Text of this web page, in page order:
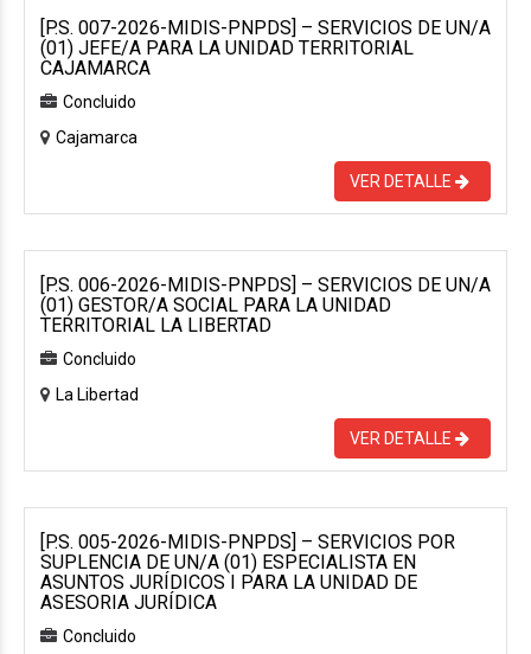
[P.S. 007-2026-MIDIS-PNPDS] – SERVICIOS DE UN/A
(01) JEFE/A PARA LA UNIDAD TERRITORIAL
CAJAMARCA
Concluido
Cajamarca
VER DETALLE
[P.S. 006-2026-MIDIS-PNPDS] – SERVICIOS DE UN/A
(01) GESTOR/A SOCIAL PARA LA UNIDAD
TERRITORIAL LA LIBERTAD
Concluido
La Libertad
VER DETALLE
[P.S. 005-2026-MIDIS-PNPDS] – SERVICIOS POR
SUPLENCIA DE UN/A (01) ESPECIALISTA EN
ASUNTOS JURÍDICOS I PARA LA UNIDAD DE
ASESORIA JURÍDICA
Concluido